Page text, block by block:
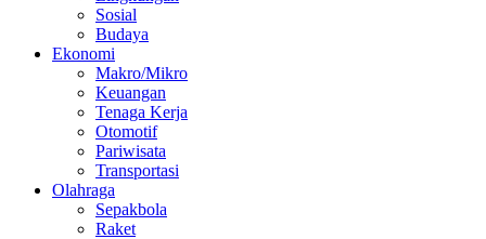
Sosial
Budaya
Ekonomi
Makro/Mikro
Keuangan
Tenaga Kerja
Otomotif
Pariwisata
Transportasi
Olahraga
Sepakbola
Raket